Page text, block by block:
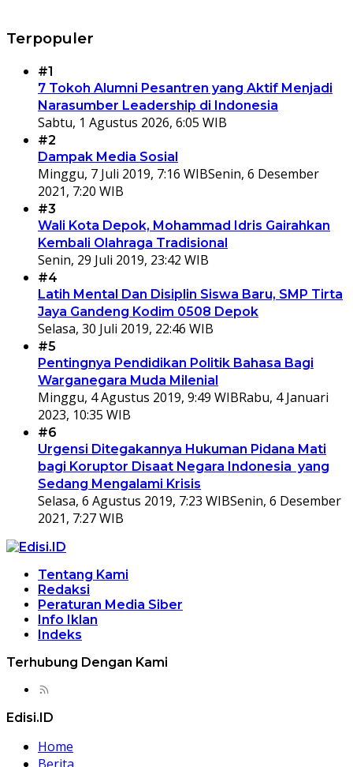
Terpopuler
#1
7 Tokoh Alumni Pesantren yang Aktif Menjadi
Narasumber Leadership di Indonesia
Sabtu, 1 Agustus 2026, 6:05 WIB
#2
Dampak Media Sosial
Minggu, 7 Juli 2019, 7:16 WIBSenin, 6 Desember
2021, 7:20 WIB
#3
Wali Kota Depok, Mohammad Idris Gairahkan
Kembali Olahraga Tradisional
Senin, 29 Juli 2019, 23:42 WIB
#4
Latih Mental Dan Disiplin Siswa Baru, SMP Tirta
Jaya Gandeng Kodim 0508 Depok
Selasa, 30 Juli 2019, 22:46 WIB
#5
Pentingnya Pendidikan Politik Bahasa Bagi
Warganegara Muda Milenial
Minggu, 4 Agustus 2019, 9:49 WIBRabu, 4 Januari
2023, 10:35 WIB
#6
Urgensi Ditegakannya Hukuman Pidana Mati
bagi Koruptor Disaat Negara Indonesia yang
Sedang Mengalami Krisis
Selasa, 6 Agustus 2019, 7:23 WIBSenin, 6 Desember
2021, 7:27 WIB
Tentang Kami
Redaksi
Peraturan Media Siber
Info Iklan
Indeks
Terhubung Dengan Kami
Edisi.ID
Home
Berita